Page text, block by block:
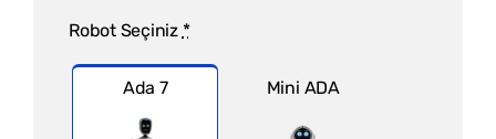
Robot Seçiniz *
Ada 7 Mini ADA